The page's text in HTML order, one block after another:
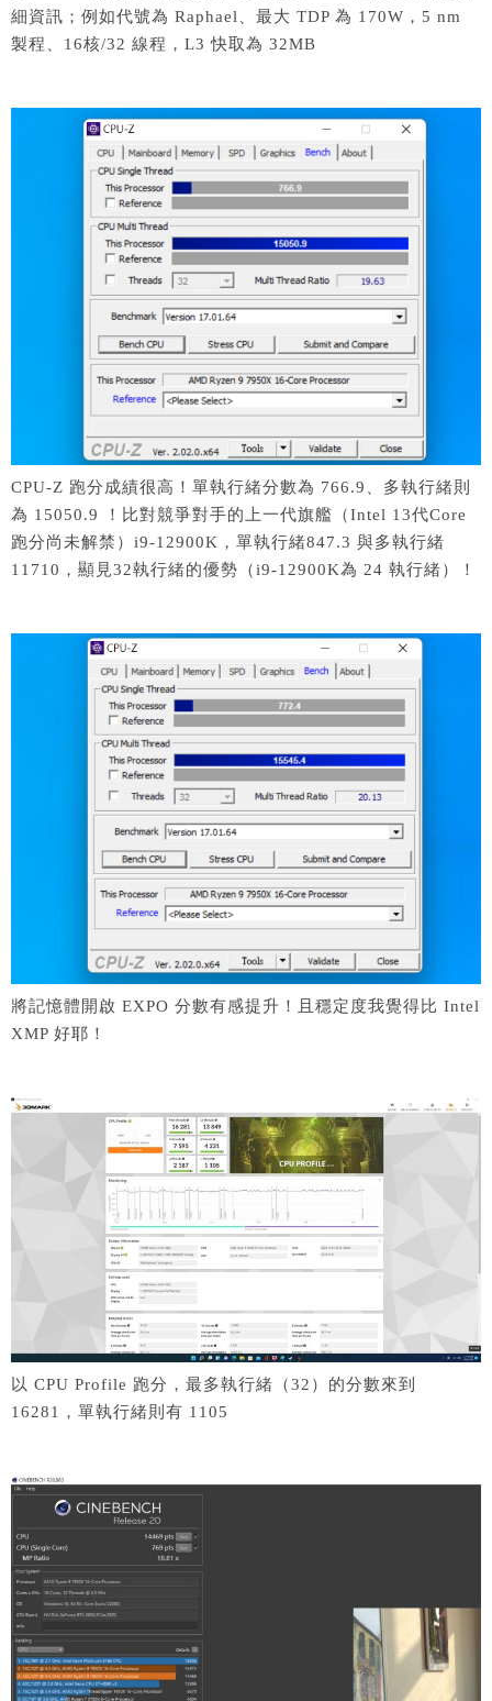
細資訊；例如代號為 Raphael、最大 TDP 為 170W，5 nm
製程、16核/32 線程，L3 快取為 32MB
CPU-Z 跑分成績很高！單執行緒分數為 766.9、多執行緒則
為 15050.9 ！比對競爭對手的上一代旗艦（Intel 13代Core
跑分尚未解禁）i9-12900K，單執行緒847.3 與多執行緒
11710，顯見32執行緒的優勢（i9-12900K為 24 執行緒）！
將記憶體開啟 EXPO 分數有感提升！且穩定度我覺得比 Intel
XMP 好耶！
以 CPU Profile 跑分，最多執行緒（32）的分數來到
16281，單執行緒則有 1105